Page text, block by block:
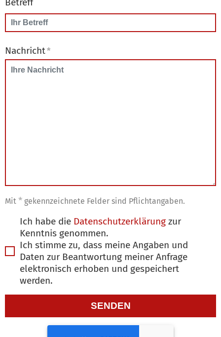
Nachricht*
Mit * gekennzeichnete Felder sind Pflichtangaben.
Ich habe die Datenschutzerklärung zur
Kenntnis genommen.
Ich stimme zu, dass meine Angaben und
Daten zur Beantwortung meiner Anfrage
elektronisch erhoben und gespeichert
werden.
SENDEN
Many
Requests